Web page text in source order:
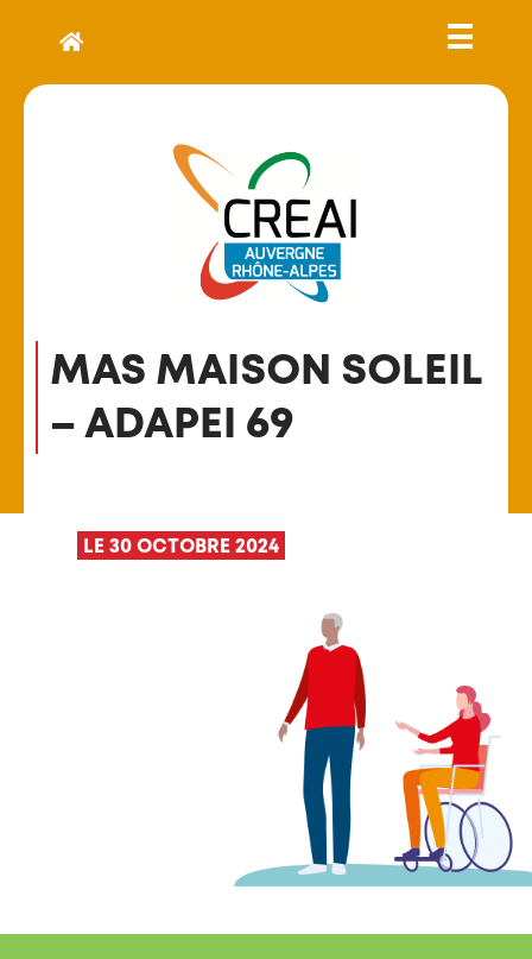
MAS MAISON SOLEIL
– ADAPEI 69
LE 30 OCTOBRE 2024